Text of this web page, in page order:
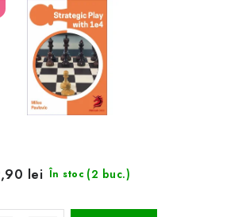
În stoc (2 buc.)
lei